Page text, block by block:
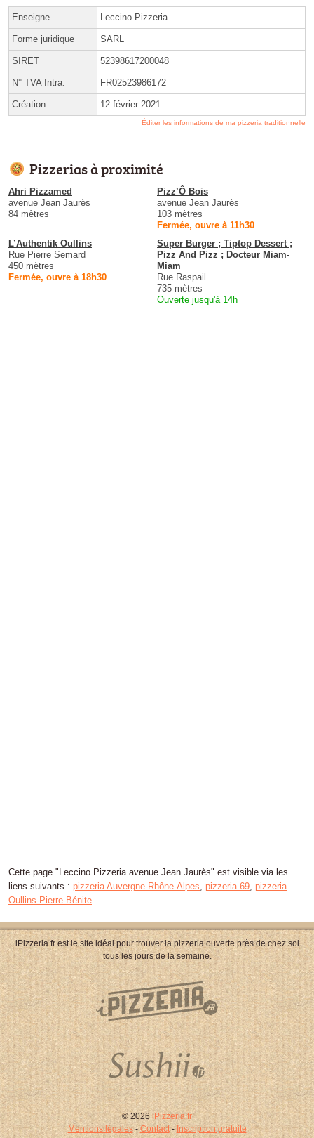
Enseigne Leccino Pizzeria
Forme juridique SARL
SIRET 52398617200048
N° TVA Intra. FR02523986172
Création 12 février 2021
Éditer les informations de ma pizzeria traditionnelle
Pizzerias à proximité
Ahri Pizzamed
avenue Jean Jaurès
84 mètres
Pizz’Ô Bois
avenue Jean Jaurès
103 mètres
Fermée, ouvre à 11h30
L’Authentik Oullins
Rue Pierre Semard
450 mètres
Fermée, ouvre à 18h30
Super Burger ; Tiptop Dessert ;
Pizz And Pizz ; Docteur Miam-
Miam
Rue Raspail
735 mètres
Ouverte jusqu'à 14h
Cette page "Leccino Pizzeria avenue Jean Jaurès" est visible via les
liens suivants : pizzeria Auvergne-Rhône-Alpes, pizzeria 69, pizzeria
Oullins-Pierre-Bénite.
iPizzeria.fr est le site idéal pour trouver la pizzeria ouverte près de chez soi
tous les jours de la semaine.
© 2026 iPizzeria.fr
Mentions légales-Contact-Inscription gratuite